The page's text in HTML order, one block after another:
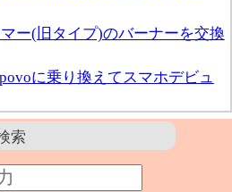
ー(旧タイプ)のバーナーを交換
に乗り換えてスマホデビュ
索